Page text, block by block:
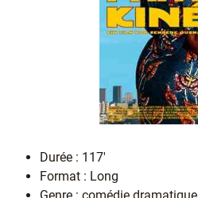
Durée : 117'
Format : Long